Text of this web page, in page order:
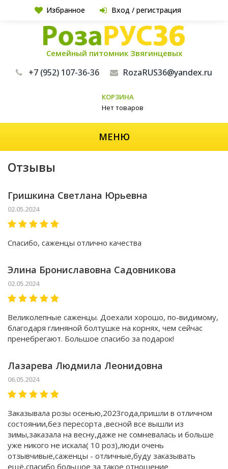
Избранное Вход / регистрация
Семейный питомник Звягинцевых
+7 (952) 107-36-36 RozaRUS36@yandex.ru
КОРЗИНА
Нет товаров
МЕНЮ
Отзывы
Гришкина Светлана Юрьевна
02.05.2024
Спасибо, саженцы отлично качества
Элина Брониславовна Садовникова
02.05.2024
Великолепные саженцы. Доехали хорошо, по-видимому,
благодаря глиняной болтушке на корнях, чем сейчас
пренебрегают. Большое спасибо за подарок!
Лазарева Людмила Леонидовна
06.05.2024
Заказывала розы осенью,2023года,пришли в отличном
состоянии,без пересорта ,весной все вышли из
зимы,заказала на весну,даже не сомневалась и больше
уже никого не искала( 10 роз),люди очень
отзывчивые,саженцы - отличные,буду заказывать
ещё,спасибо большое за такое отношение